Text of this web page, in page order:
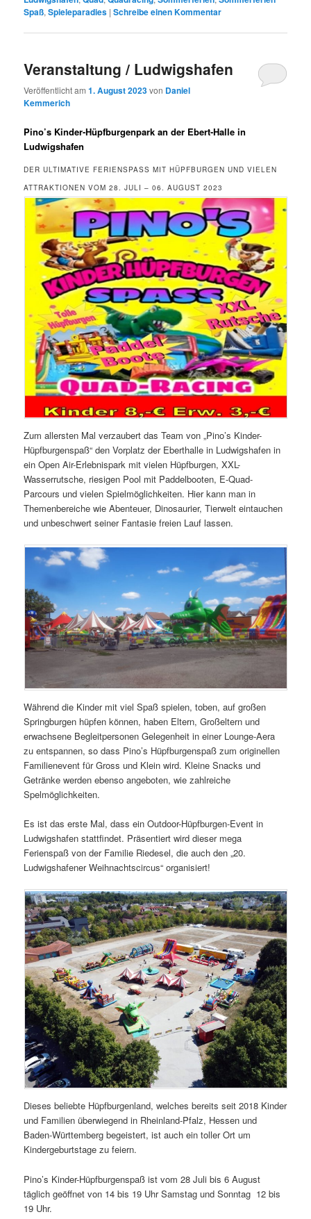
Spaß,Spieleparadies |Schreibe einen Kommentar
Veranstaltung / Ludwigshafen
Veröffentlicht am1. August 2023von Daniel
Kemmerich
Pino’s Kinder-Hüpfburgenpark an der Ebert-Halle in
Ludwigshafen
DER ULTIMATIVE FERIENSPASS MIT HÜPFBURGEN UND VIELEN A
TTRAKTIONEN VOM 28. JULI – 06. AUGUST 2023
Zum allersten Mal verzaubert das Team von „Pino’s Kinder-
Hüpfburgenspaß“ den Vorplatz der Eberthalle in Ludwigshafen in
ein Open Air-Erlebnispark mit vielen Hüpfburgen, XXL-
Wasserrutsche, riesigen Pool mit Paddelbooten, E-Quad-
Parcours und vielen Spielmöglichkeiten. Hier kann man in
Themenbereiche wie Abenteuer, Dinosaurier, Tierwelt eintauchen
und unbeschwert seiner Fantasie freien Lauf lassen.
Während die Kinder mit viel Spaß spielen, toben, auf großen
Springburgen hüpfen können, haben Eltern, Großeltern und
erwachsene Begleitpersonen Gelegenheit in einer Lounge-Aera
zu entspannen, so dass Pino’s Hüpfburgenspaß zum originellen
Familienevent für Gross und Klein wird. Kleine Snacks und
Getränke werden ebenso angeboten, wie zahlreiche
Spelmöglichkeiten.
Es ist das erste Mal, dass ein Outdoor-Hüpfburgen-Event in
Ludwigshafen stattfindet. Präsentiert wird dieser mega
Ferienspaß von der Familie Riedesel, die auch den „20.
Ludwigshafener Weihnachtscircus“ organisiert!
Dieses beliebte Hüpfburgenland, welches bereits seit 2018 Kinder
und Familien überwiegend in Rheinland-Pfalz, Hessen und
Baden-Württemberg begeistert, ist auch ein toller Ort um
Kindergeburtstage zu feiern.
Pino’s Kinder-Hüpfburgenspaß ist vom 28 Juli bis 6 August
täglich geöffnet von 14 bis 19 Uhr Samstag und Sonntag 12 bis
19 Uhr.